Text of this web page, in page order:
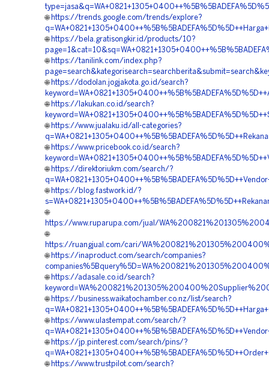
🌐 https://trends.google.com/trends/explore?
🌐 https://bela.gratisongkir.id/products/10?
🌐 https://tanilink.com/index.php?
🌐 https://dodolan.jogjakota.go.id/search?
🌐 https://lakukan.co.id/search?
🌐 https://www.jualaku.id/all-categories?
🌐 https://www.pricebook.co.id/search?
🌐 https://direktoriukm.com/search/?
🌐 https://blog.fastwork.id/?
🌐
https://www.ruparupa.com/jual/
🌐
https://ruangjual.com/cari/
🌐 https://inaproduct.com/search/companies?
🌐 https://adasale.co.id/search?
🌐 https://business.waikatochamber.co.nz/list/search?
🌐 https://www.ulastempat.com/search/?
🌐 https://jp.pinterest.com/search/pins/?
🌐 https://www.trustpilot.com/search?